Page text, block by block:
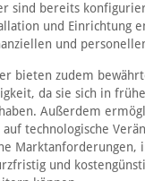
sind bereits
und Einrichtung
und
bieten zudem
da sie sich in
Außerdem
technologische
Marktanforderungen,
und